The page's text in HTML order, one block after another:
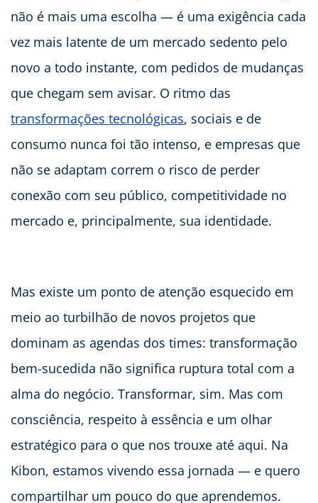
não é mais uma escolha — é uma exigência cada
vez mais latente de um mercado sedento pelo
novo a todo instante, com pedidos de mudanças
que chegam sem avisar. O ritmo das
transformações tecnológicas, sociais e de
consumo nunca foi tão intenso, e empresas que
não se adaptam correm o risco de perder
conexão com seu público, competitividade no
mercado e, principalmente, sua identidade.
Mas existe um ponto de atenção esquecido em
meio ao turbilhão de novos projetos que
dominam as agendas dos times: transformação
bem-sucedida não significa ruptura total com a
alma do negócio. Transformar, sim. Mas com
consciência, respeito à essência e um olhar
estratégico para o que nos trouxe até aqui. Na
Kibon, estamos vivendo essa jornada — e quero
compartilhar um pouco do que aprendemos.